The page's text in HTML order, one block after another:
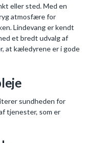
eller sted. Med en
atmosfære for
Lindevang er kendt
et bredt udvalg af
at kæledyrene er i gode
sundheden for
tjenester, som er